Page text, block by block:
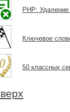
PHP:
Ключевое
50 классных